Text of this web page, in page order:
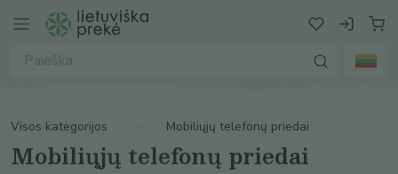
Visos kategorijos Mobiliųjų telefonų priedai
Mobiliųjų telefonų priedai